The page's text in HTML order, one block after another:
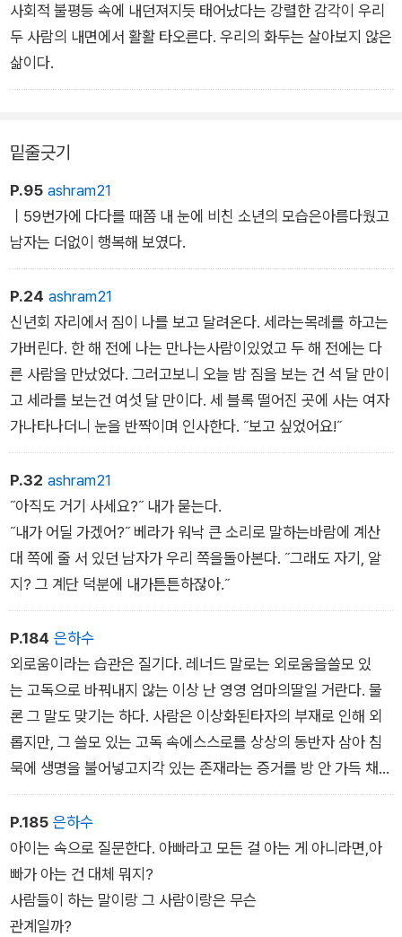
사회적 불평등 속에 내던져지듯 태어났다는 강렬한 감각이 우리
두 사람의 내면에서 활활 타오른다. 우리의 화두는 살아보지 않은
삶이다.
밑줄긋기
P.95 ashram21
ㅣ59번가에 다다를 때쯤 내 눈에 비친 소년의 모습은아름다웠고
남자는 더없이 행복해 보였다.
P.24 ashram21
신년회 자리에서 짐이 나를 보고 달려온다. 세라는목례를 하고는
가버린다. 한 해 전에 나는 만나는사람이있었고 두 해 전에는 다
른 사람을 만났었다. 그러고보니 오늘 밤 짐을 보는 건 석 달 만이
고 세라를 보는건 여섯 달 만이다. 세 블록 떨어진 곳에 사는 여자
가나타나더니 눈을 반짝이며 인사한다. ˝보고 싶었어요!˝
P.32 ashram21
˝아직도 거기 사세요?˝ 내가 묻는다.
˝내가 어딜 가겠어?˝ 베라가 워낙 큰 소리로 말하는바람에 계산
대 쪽에 줄 서 있던 남자가 우리 쪽을돌아본다. ˝그래도 자기, 알
지? 그 계단 덕분에 내가튼튼하잖아.˝
P.184 은하수
외로움이라는 습관은 질기다. 레너드 말로는 외로움을쓸모 있
는 고독으로 바꿔내지 않는 이상 난 영영 엄마의딸일 거란다. 물
론 그 말도 맞기는 하다. 사람은 이상화된타자의 부재로 인해 외
롭지만, 그 쓸모 있는 고독 속에스스로를 상상의 동반자 삼아 침
묵에 생명을 불어넣고지각 있는 존재라는 증거를 방 안 가득 채
워 넣는 ‘내‘가있다. 이런 통찰의 기틀을 마련하는 법은 에드먼드
고스로부터 배웠다. 그는 탁월한 회고록 『아버지와아들Father a
nd Son』에서 아버지의 거짓을 발견한 여덟 살 아이가 내면의 혼
란에 빠져드는 과정을 묘사한다.
P.185 은하수
아이는 속으로 질문한다. 아빠라고 모든 걸 아는 게 아니라면,아
빠가 아는 건 대체 뭐지?
사람들이 하는 말이랑 그 사람이랑은 무슨
관계일까?